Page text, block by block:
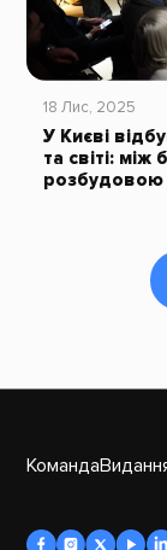
18 Лис, 2025
У Києві
та світі:
розбудовою
Команда